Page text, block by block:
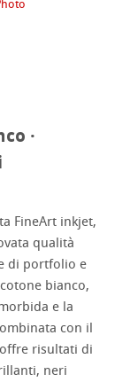
·
FineArt inkjet,
qualità
di portfolio e
bianco,
e la
con il
risultati di
neri